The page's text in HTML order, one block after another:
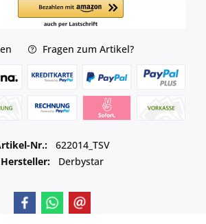
Fragen zum Artikel?
Nr.:
622014_TSV
Hersteller:
Derbystar